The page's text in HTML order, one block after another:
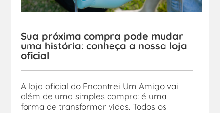
Sua próxima compra pode mudar
uma história: conheça a nossa loja
oficial
A loja oficial do Encontrei Um Amigo vai
além de uma simples compra: é uma
forma de transformar vidas. Todos os